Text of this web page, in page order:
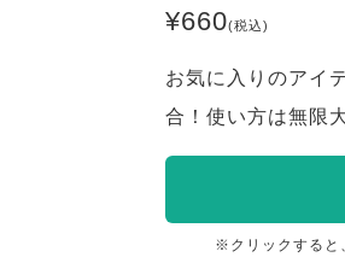
¥660(税込)
お気に入りのアイ
合！使い方は無限
※クリックすると